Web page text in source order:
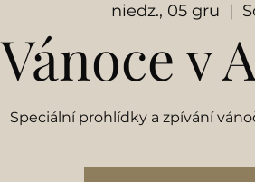
niedz., 05 gru
  |
Vánoce v
Speciální prohlídky a zpívání